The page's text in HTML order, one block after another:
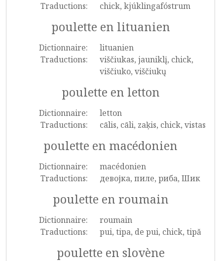
Traductions:
chick, kjúklingafóstrum
poulette en lituanien
Dictionnaire:
lituanien
Traductions:
viščiukas, jauniklį, chick,
viščiuko, viščiukų
poulette en letton
Dictionnaire:
letton
Traductions:
cālis, cāli, zaķis, chick, vistas
poulette en macédonien
Dictionnaire:
macédonien
Traductions:
девојка, пиле, риба, Шик
poulette en roumain
Dictionnaire:
roumain
Traductions:
pui, tipa, de pui, chick, tipă
poulette en slovène